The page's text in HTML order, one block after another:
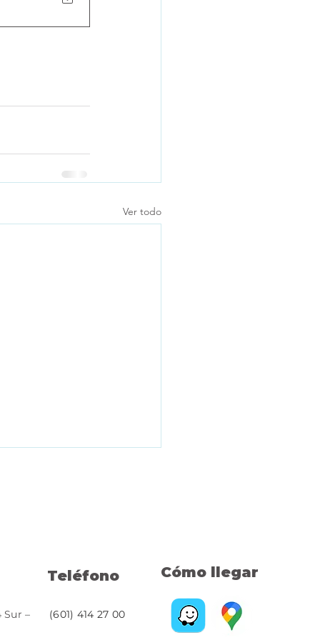
Ver todo
Abierta N.
Teléfono Cómo llegar
Sur –
(601) 414 27 00